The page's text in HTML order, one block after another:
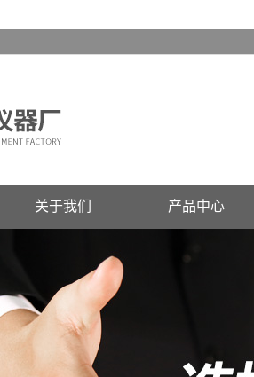
关于我们 产品中心